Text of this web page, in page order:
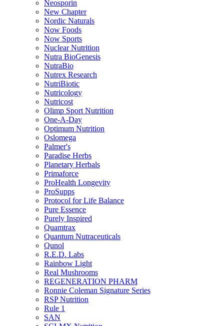
Neosporin
New Chapter
Nordic Naturals
Now Foods
Now Sports
Nuclear Nutrition
Nutra BioGenesis
NutraBio
Nutrex Research
NutriBiotic
Nutricology
Nutricost
Olimp Sport Nutrition
One-A-Day
Optimum Nutrition
Oslomega
Palmer's
Paradise Herbs
Planetary Herbals
Primaforce
ProHealth Longevity
ProSupps
Protocol for Life Balance
Pure Essence
Purely Inspired
Quamtrax
Quantum Nutraceuticals
Qunol
R.E.D. Labs
Rainbow Light
Real Mushrooms
REGENERATION PHARM
Ronnie Coleman Signature Series
RSP Nutrition
Rule 1
SAN